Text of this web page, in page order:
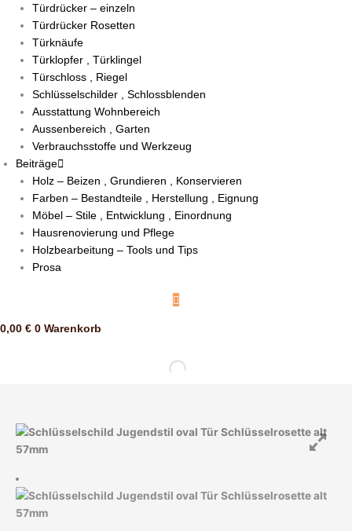
Türdrücker – einzeln
Türdrücker Rosetten
Türknäufe
Türklopfer , Türklingel
Türschloss , Riegel
Schlüsselschilder , Schlossblenden
Ausstattung Wohnbereich
Aussenbereich , Garten
Verbrauchsstoffe und Werkzeug
Beiträge
Holz – Beizen , Grundieren , Konservieren
Farben – Bestandteile , Herstellung , Eignung
Möbel – Stile , Entwicklung , Einordnung
Hausrenovierung und Pflege
Holzbearbeitung – Tools und Tips
Prosa
0,00 € 0 Warenkorb
Schlüsselschild
Jugendstil
Tür
Schlüsselrosette
alt